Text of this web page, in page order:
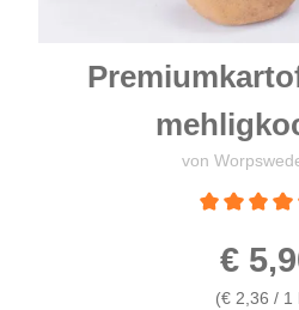
von
€
(€ 2,36 / 1